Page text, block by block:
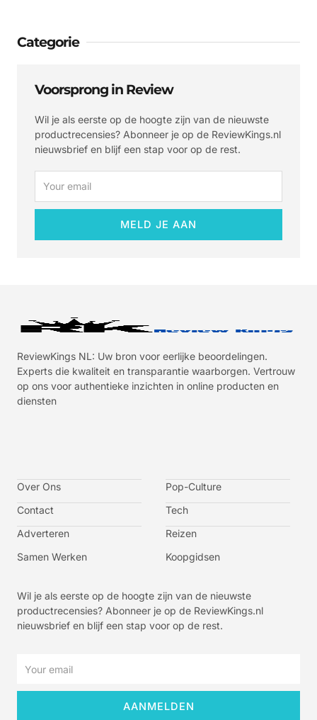
Categorie
Voorsprong in Review
Wil je als eerste op de hoogte zijn van de nieuwste
productrecensies? Abonneer je op de ReviewKings.nl
nieuwsbrief en blijf een stap voor op de rest.
MELD JE AAN
ReviewKings NL: Uw bron voor eerlijke beoordelingen.
Experts die kwaliteit en transparantie waarborgen. Vertrouw
op ons voor authentieke inzichten in online producten en
diensten
-
f
a
c
e
o
o
-
t
w
i
t
e
r
-
s
g
r
m
-
-
u
b
Over Ons
Contact
Adverteren
Samen Werken
Pop-Culture
Tech
Reizen
Koopgidsen
Wil je als eerste op de hoogte zijn van de nieuwste
productrecensies? Abonneer je op de ReviewKings.nl
nieuwsbrief en blijf een stap voor op de rest.
AANMELDEN